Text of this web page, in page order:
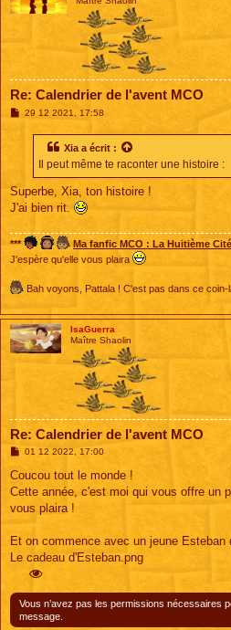
Re: Calendrier de l'avent MCO
M29 12 2021, 17:58
Xia a écrit :
Il peut même te raconter une histoire :
Superbe, Xia, ton histoire !
J'ai bien rit.
*** Ma fanfic MCO : La Huitième Cité
J'espère qu'elle vous plaira
Bah voyons, Pattala ! C'est pas dans ce coin-
IsaGuerra
Maître Shaolin
Re: Calendrier de l'avent MCO
M
s
a
g
01 12 2022, 17:00
Coucou tout le monde !
Cette année, c'est moi qui vous offre un
vous plaira !
Et on commence avec un jeune
Le cadeau d'Esteban.png
Vous n’avez pas les permissions nécessaires
message.